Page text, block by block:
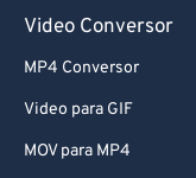
Video Conversor
MP4 Conversor
Video para GIF
MOV para MP4